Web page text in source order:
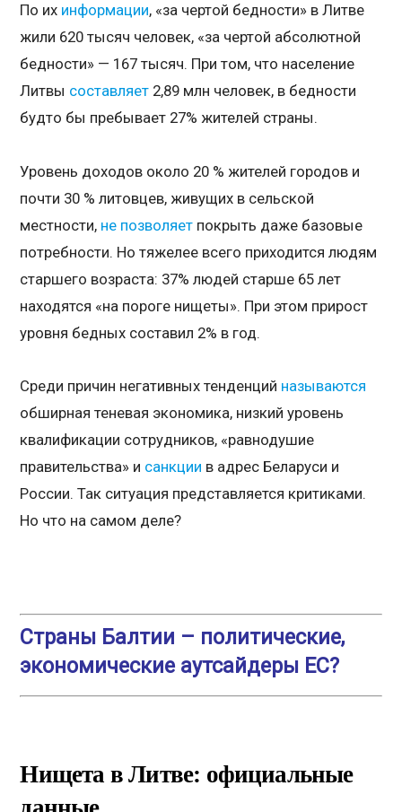
По их информации, «за чертой бедности» в Литве
жили 620 тысяч человек, «за чертой абсолютной
бедности» — 167 тысяч. При том, что население
Литвы составляет 2,89 млн человек, в бедности
будто бы пребывает 27% жителей страны.
Уровень доходов около 20 % жителей городов и
почти 30 % литовцев, живущих в сельской
местности, не позволяет покрыть даже базовые
потребности. Но тяжелее всего приходится людям
старшего возраста: 37% людей старше 65 лет
находятся «на пороге нищеты». При этом прирост
уровня бедных составил 2% в год.
Среди причин негативных тенденций называются
обширная теневая экономика, низкий уровень
квалификации сотрудников, «равнодушие
правительства» и санкции в адрес Беларуси и
России. Так ситуация представляется критиками.
Но что на самом деле?
Страны Балтии – политические,
экономические аутсайдеры ЕС?
Нищета в Литве: официальные